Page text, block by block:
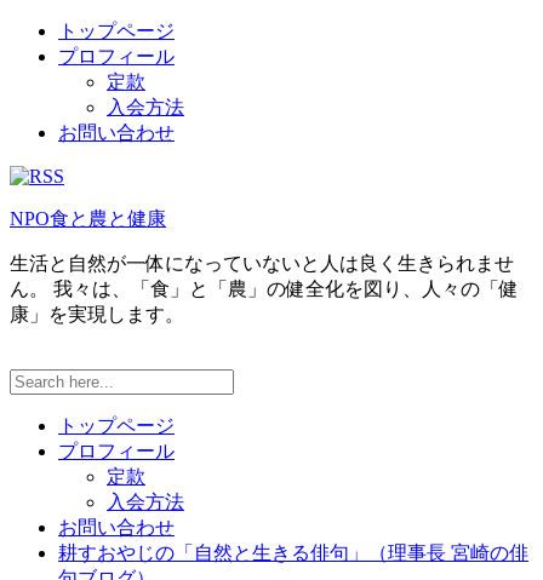
トップページ
プロフィール
定款
入会方法
お問い合わせ
NPO食と農と健康
生活と自然が一体になっていないと人は良く生きられませ
ん。 我々は、「食」と「農」の健全化を図り、人々の「健
康」を実現します。
トップページ
プロフィール
定款
入会方法
お問い合わせ
耕すおやじの「自然と生きる俳句」（理事長 宮崎の俳